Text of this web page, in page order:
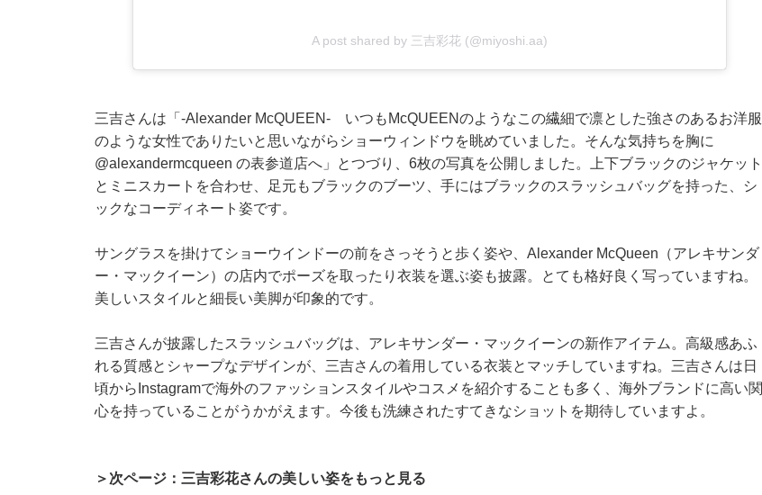
A post shared by 三吉彩花 (@miyoshi.aa)
三吉さんは「-Alexander McQUEEN- いつもMcQUEENのようなこの繊細で凛とした強さのあるお洋服
のような女性でありたいと思いながらショーウィンドウを眺めていました。そんな気持ちを胸に
@alexandermcqueen の表参道店へ」とつづり、6枚の写真を公開しました。上下ブラックのジャケット
とミニスカートを合わせ、足元もブラックのブーツ、手にはブラックのスラッシュバッグを持った、シ
ックなコーディネート姿です。
サングラスを掛けてショーウインドーの前をさっそうと歩く姿や、Alexander McQueen（アレキサンダ
ー・マックイーン）の店内でポーズを取ったり衣装を選ぶ姿も披露。とても格好良く写っていますね。
美しいスタイルと細長い美脚が印象的です。
三吉さんが披露したスラッシュバッグは、アレキサンダー・マックイーンの新作アイテム。高級感あふ
れる質感とシャープなデザインが、三吉さんの着用している衣装とマッチしていますね。三吉さんは日
頃からInstagramで海外のファッションスタイルやコスメを紹介することも多く、海外ブランドに高い関
心を持っていることがうかがえます。今後も洗練されたすてきなショットを期待していますよ。
＞次ページ：三吉彩花さんの美しい姿をもっと見る